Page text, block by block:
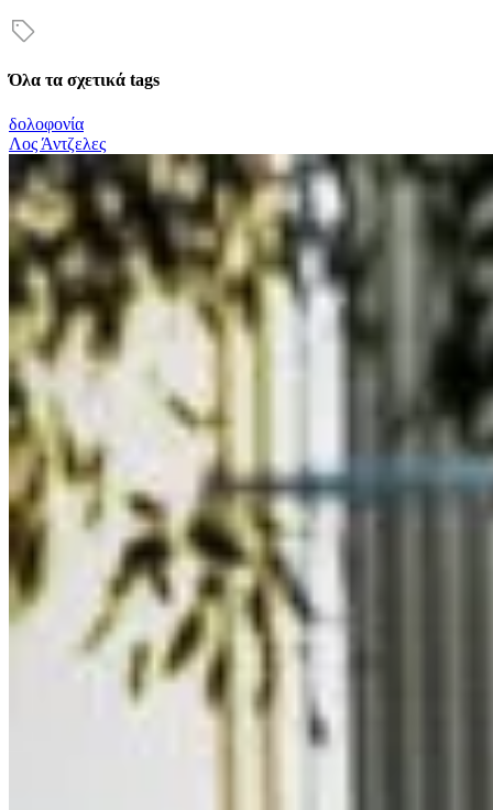
Όλα τα σχετικά tags
δολοφονία
Λος Άντζελες